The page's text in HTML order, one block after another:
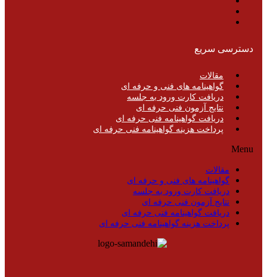
دسترسی سریع
مقالات
گواهینامه های فنی و حرفه ای
دریافت کارت ورود به جلسه
نتایج آزمون فنی حرفه ای
دریافت گواهینامه فنی حرفه ای
پرداخت هزینه گواهینامه فنی حرفه ای
Menu
مقالات
گواهینامه های فنی و حرفه ای
دریافت کارت ورود به جلسه
نتایج آزمون فنی حرفه ای
دریافت گواهینامه فنی حرفه ای
پرداخت هزینه گواهینامه فنی حرفه ای